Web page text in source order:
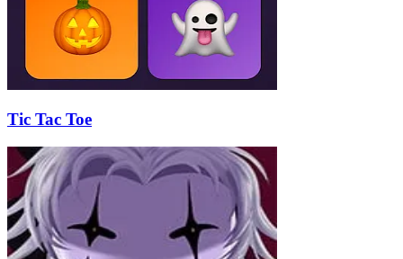
Tic Tac Toe